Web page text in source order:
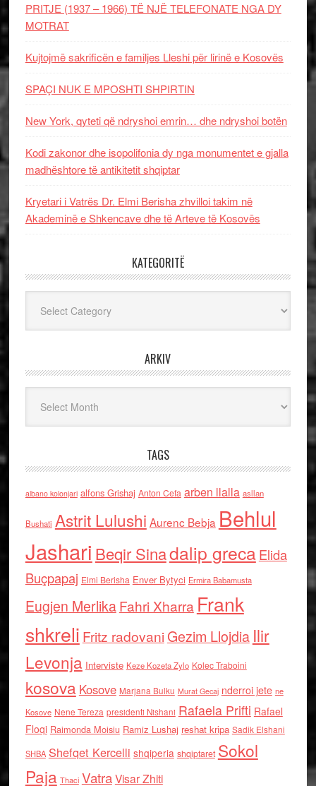
PRITJE (1937 – 1966) TË NJË TELEFONATE NGA DY
MOTRAT
Kujtojmë sakrificën e familjes Lleshi për lirinë e Kosovës
SPAÇI NUK E MPOSHTI SHPIRTIN
New York, qyteti që ndryshoi emrin… dhe ndryshoi botën
Kodi zakonor dhe isopolifonia dy nga monumentet e gjalla
madhështore të antikitetit shqiptar
Kryetari i Vatrës Dr. Elmi Berisha zhvilloi takim në
Akademinë e Shkencave dhe të Arteve të Kosovës
KATEGORITË
ARKIV
TAGS
albano kolonjari alfons Grishaj Anton Cefa arben llalla asllan
Bushati Astrit Lulushi Aurenc Bebja Behlul
Jashari Beqir Sinadalip grecaElida
Buçpapaj Elmi Berisha Enver Bytyci Ermira Babamusta
Eugjen MerlikaFahri Xharra Frank
shkreli Fritz radovaniGezim Llojdia Ilir
Levonja Interviste Keze Kozeta Zylo Kolec Traboini
kosova Kosove Marjana Bulku Murat Gecaj nderroi jete ne
Kosove Nene Tereza presidenti Nishani Rafaela Prifti Rafael
Floqi Raimonda Moisiu Ramiz Lushaj reshat kripa Sadik Elshani
SHBA Shefqet Kercelli shqiperia shqiptaret Sokol
Paja Thaci VatraVisar Zhiti